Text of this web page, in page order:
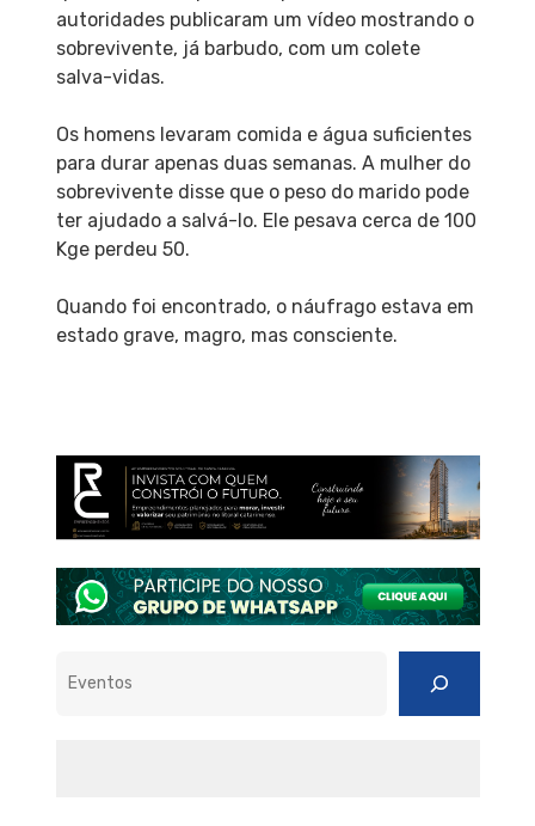
autoridades publicaram um vídeo mostrando o
sobrevivente, já barbudo, com um colete
salva-vidas.
Os homens levaram comida e água suficientes
para durar apenas duas semanas. A mulher do
sobrevivente disse que o peso do marido pode
ter ajudado a salvá-lo. Ele pesava cerca de 100
Kge perdeu 50.
Quando foi encontrado, o náufrago estava em
estado grave, magro, mas consciente.